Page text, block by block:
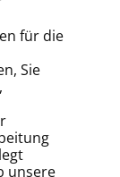
für die
Sie
unsere